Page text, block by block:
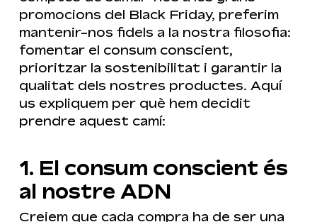
promocions del Black Friday, preferim
mantenir-nos fidels a la nostra filosofia:
fomentar el consum conscient,
prioritzar la sostenibilitat i garantir la
qualitat dels nostres productes. Aquí
us expliquem per què hem decidit
prendre aquest camí:
1. El consum conscient és
al nostre ADN
Creiem que cada compra ha de ser una